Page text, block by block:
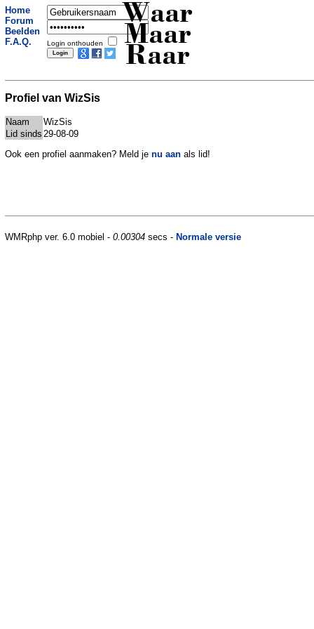
Home
Forum
Beelden
F.A.Q.
Login onthouden
Waar
Maar
Raar
Profiel van WizSis
Naam
WizSis
Lid sinds 29-08-09
Ook een profiel aanmaken? Meld je nu aan als lid!
WMRphp ver. 6.0 mobiel - 0.00304 secs - Normale versie